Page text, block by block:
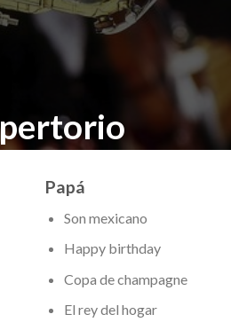
Papá
Son mexicano
Happy birthday
Copa de champagne
El rey del hogar